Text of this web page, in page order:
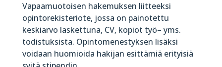
Vapaamuotoisen hakemuksen liitteeksi
opintorekisteriote, jossa on painotettu
keskiarvo laskettuna, CV, kopiot työ– yms.
todistuksista. Opintomenestyksen lisäksi
voidaan huomioida hakijan esittämiä erityisiä